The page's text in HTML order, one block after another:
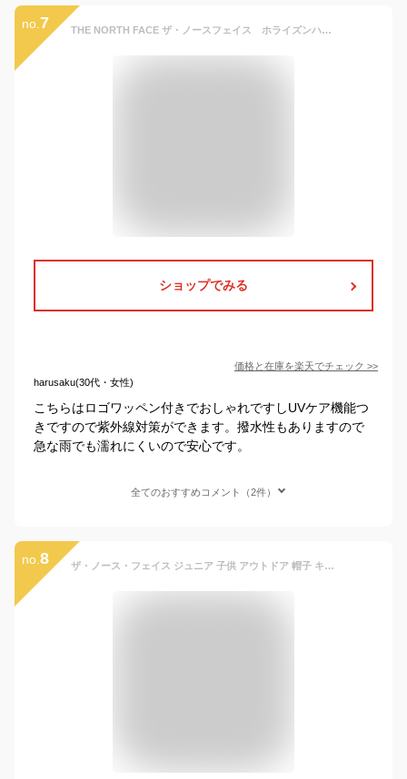
no. 7 THE NORTH FACE ザ・ノースフェイス ホライズンハット（キッズ）Kids' Horizon Hat NNJ02312【アウトドア キャンプ 帽子 UVケア ワッペン】
ショップでみる
価格と在庫を楽天でチェック >>
harusaku(30代・女性)
こちらはロゴワッペン付きでおしゃれですしUVケア機能つ
きですので紫外線対策ができます。撥水性もありますので
急な雨でも濡れにくいので安心です。
全てのおすすめコメント（2件）
no. 8 ザ・ノース・フェイス ジュニア 子供 アウトドア 帽子 キッズ スクエアロゴメッシュハット NNJ02002 THE NORTH FACE